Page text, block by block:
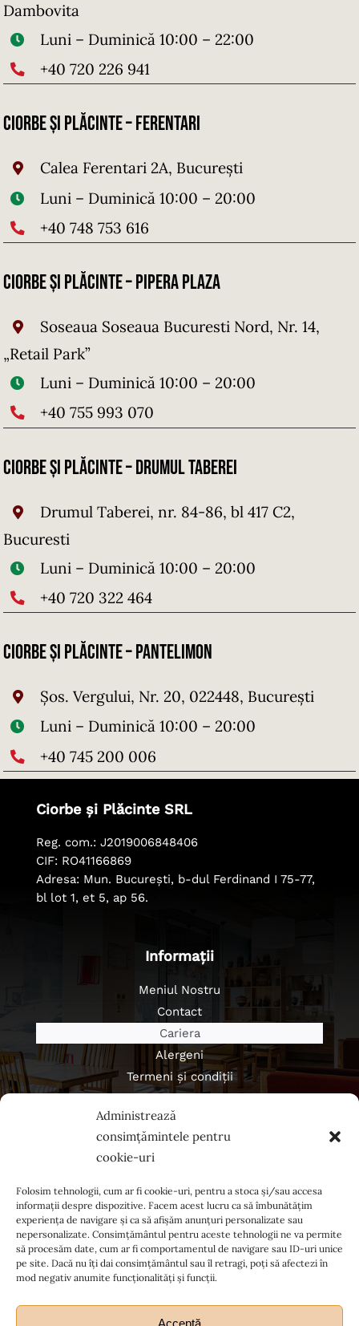
Administrează
consimțămintele pentru
cookie-uri
Folosim tehnologii, cum ar fi cookie-uri, pentru a stoca și/sau accesa
informații despre dispozitive. Facem acest lucru ca să îmbunătățim
experiența de navigare și ca să afișăm anunțuri personalizate sau
nepersonalizate. Consimțământul pentru aceste tehnologii ne va permite
să procesăm date, cum ar fi comportamentul de navigare sau ID-uri unice
pe site. Dacă nu îți dai consimțământul sau îl retragi, poți să afectezi în
mod negativ anumite funcționalități și funcții.
Acceptă
Dambovita
Luni – Duminică 10:00 – 22:00
+40 720 226 941
Ciorbe și Plăcinte – FERENTARI
Calea Ferentari 2A, București
Luni – Duminică 10:00 – 20:00
+40 748 753 616
Ciorbe și Plăcinte – PIPERA PLAZA
Soseaua Soseaua Bucuresti Nord, Nr. 14,
„Retail Park”
Luni – Duminică 10:00 – 20:00
+40 755 993 070
Ciorbe și Plăcinte – DRUMUL TABEREI
Drumul Taberei, nr. 84-86, bl 417 C2,
Bucuresti
Luni – Duminică 10:00 – 20:00
+40 720 322 464
Ciorbe și Plăcinte – Pantelimon
Şos. Vergului, Nr. 20, 022448, București
Luni – Duminică 10:00 – 20:00
+40 745 200 006
Ciorbe și Plăcinte SRL
Reg. com.: J2019006848406
CIF: RO41166869
Adresa: Mun. București, b-dul Ferdinand I 75-77,
bl lot 1, et 5, ap 56.
Informații
Meniul Nostru
Contact
Cariera
Alergeni
Termeni și condiții
Politica de confidențialitate
Regulament campanii